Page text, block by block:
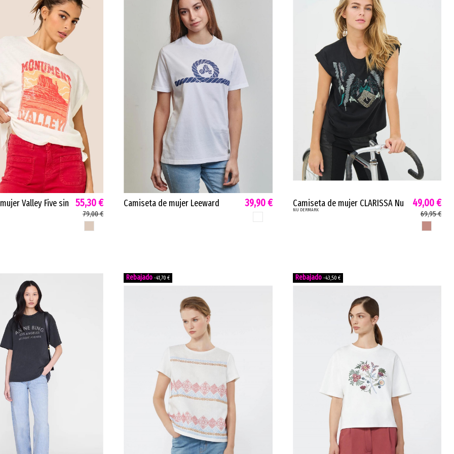
Valley Five sin
blanco roto
55,30 €
79,00 €
Camiseta de mujer Leeward
39,90 €
Camiseta de mujer CLARISSA Nu
detallados bordados abalorios
NU DERMARK
49,00 €
69,95 €
-41,70 € -43,50 €